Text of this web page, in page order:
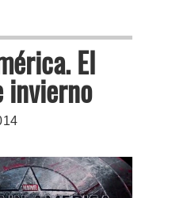
El
invierno